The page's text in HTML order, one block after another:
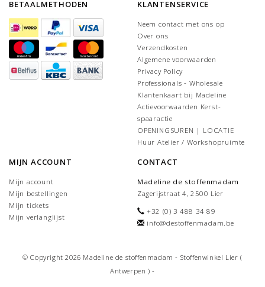
BETAALMETHODEN KLANTENSERVICE
Neem contact met ons op
Over ons
Verzendkosten
Algemene voorwaarden
Privacy Policy
Professionals - Wholesale
Klantenkaart bij Madeline
Actievoorwaarden Kerst-
spaaractie
OPENINGSUREN | LOCATIE
Huur Atelier / Workshopruimte
MIJN ACCOUNT
Mijn account
Mijn bestellingen
Mijn tickets
Mijn verlanglijst
CONTACT
Madeline de stoffenmadam
Zagerijstraat 4, 2500 Lier
+32 (0) 3 488 34 89
info@destoffenmadam.be
© Copyright 2026 Madeline de stoffenmadam - Stoffenwinkel Lier (
Antwerpen ) -